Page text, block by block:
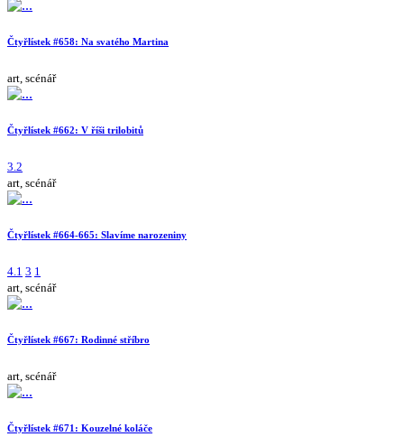
Čtyřlístek #658: Na svatého Martina
art, scénář
Čtyřlístek #662: V říši trilobitů
3.2
art, scénář
Čtyřlístek #664-665: Slavíme narozeniny
4.1 3 1
art, scénář
Čtyřlístek #667: Rodinné stříbro
art, scénář
Čtyřlístek #671: Kouzelné koláče